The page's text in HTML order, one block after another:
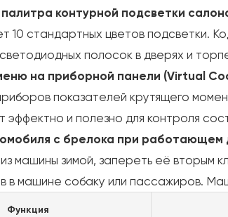
контурной подсветки
10 стандартных цветов подсветки.
полосок в дверях и
на приборной панели (Virtual
показателей крутящего
эффектно и полезно для контроля
с брелока при работающем
машины зимой, запереть её вторым
в машине собаку или пассажиров.
Функция